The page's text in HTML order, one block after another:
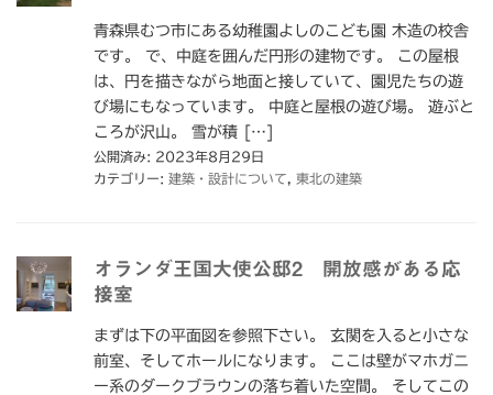
青森県むつ市にある幼稚園よしのこども園 木造の校舎
です。 で、中庭を囲んだ円形の建物です。 この屋根
は、円を描きながら地面と接していて、園児たちの遊
び場にもなっています。 中庭と屋根の遊び場。 遊ぶと
ころが沢山。 雪が積 […]
公開済み: 2023年8月29日
カテゴリー: 建築・設計について 東北の建築
オランダ王国大使公邸2 開放感がある応
接室
まずは下の平面図を参照下さい。 玄関を入ると小さな
前室、そしてホールになります。 ここは壁がマホガニ
ー系のダークブラウンの落ち着いた空間。 そしてこの